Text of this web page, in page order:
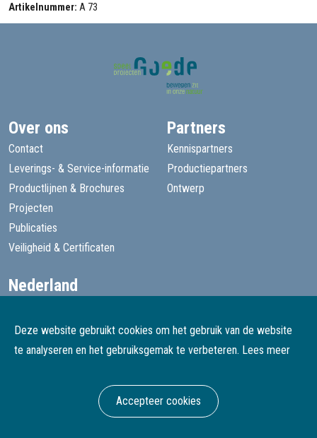
Artikelnummer: A 73
Deze website gebruikt cookies om het gebruik van de website
te analyseren en het gebruiksgemak te verbeteren. Lees meer
Accepteer cookies
Over ons
Contact
Leverings- & Service-informatie
Productlijnen & Brochures
Projecten
Publicaties
Veiligheid & Certificaten
Partners
Kennispartners
Productiepartners
Ontwerp
Nederland
België